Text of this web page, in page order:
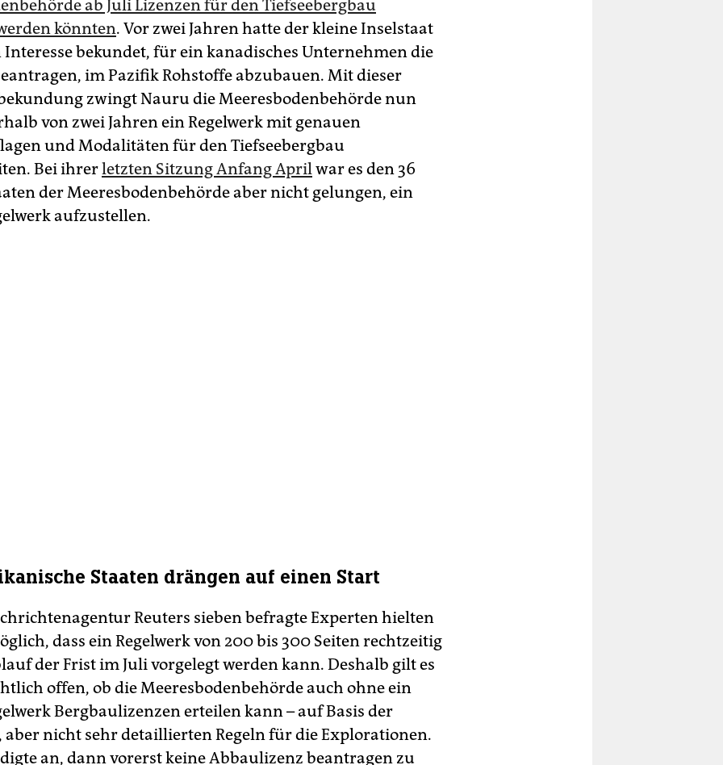
ab Juli Lizenzen für den Tiefseebergbau
könnten. Vor zwei Jahren hatte der kleine Inselstaat
bekundet, für ein kanadisches Unternehmen die
im Pazifik Rohstoffe abzubauen. Mit dieser
zwingt Nauru die Meeresbodenbehörde nun
von zwei Jahren ein Regelwerk mit genauen
und Modalitäten für den Tiefseebergbau
Bei ihrerletzten Sitzung Anfang Aprilwar es den 36
der Meeresbodenbehörde aber nicht gelungen, ein
aufzustellen.
Staaten drängen auf einen Start
Reuters sieben befragte Experten hielten
dass ein Regelwerk von 200 bis 300 Seiten rechtzeitig
der Frist im Juli vorgelegt werden kann. Deshalb gilt es
offen, ob die Meeresbodenbehörde auch ohne ein
Bergbaulizenzen erteilen kann – auf Basis der
aber nicht sehr detaillierten Regeln für die Explorationen.
an, dann vorerst keine Abbaulizenz beantragen zu